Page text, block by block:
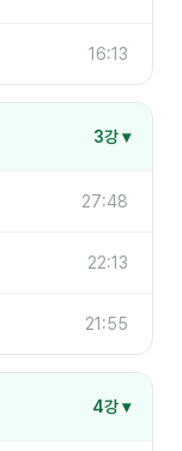
16:13
3강 ▾
27:48
22:13
21:55
4강 ▾